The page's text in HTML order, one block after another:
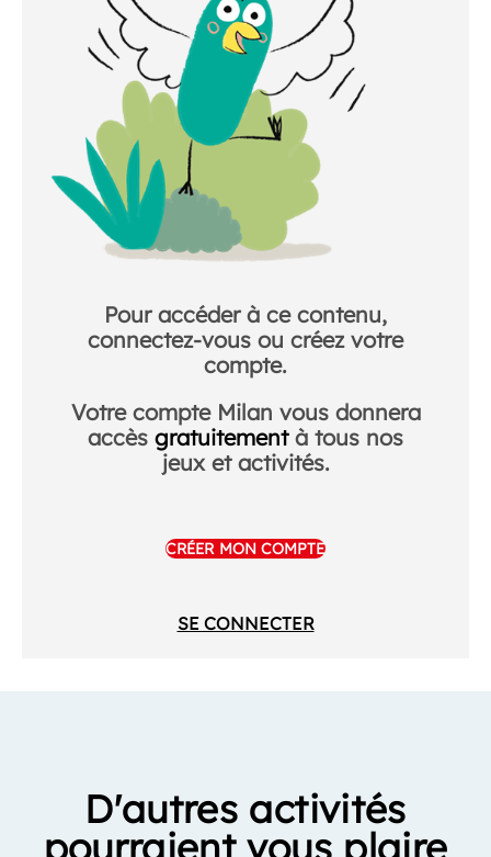
Pour accéder à ce contenu,
connectez-vous ou créez votre
compte.
Votre compte Milan vous donnera
accès gratuitementà tous nos
jeux et activités.
CRÉER MON COMPTE
SE CONNECTER
D'autres activités